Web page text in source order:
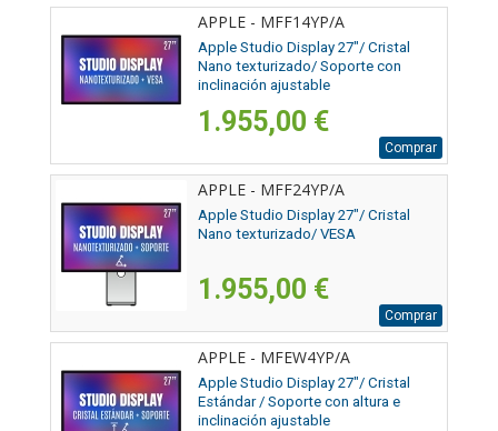
APPLE - MFF14YP/A
Apple Studio Display 27"/ Cristal
Nano texturizado/ Soporte con
inclinación ajustable
1.955,00 €
Comprar
APPLE - MFF24YP/A
Apple Studio Display 27"/ Cristal
Nano texturizado/ VESA
1.955,00 €
Comprar
APPLE - MFEW4YP/A
Apple Studio Display 27"/ Cristal
Estándar / Soporte con altura e
inclinación ajustable